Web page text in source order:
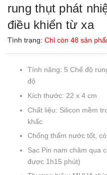
rung thụt phát
điều khiển từ xa
Tình trạng: Chỉ còn 48 sản
Tính năng: 5 Chế độ
độ
Kích thước: 22 x 4 cm
Chất liệu: Silicon mềm
khấc
Chống thấm nước tốt,
Sạc Pin nam châm qua
được 1h15 phút)